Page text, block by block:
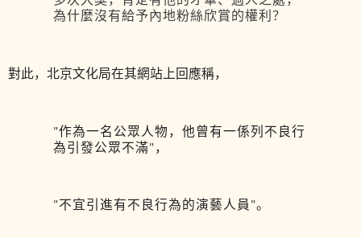
為什麼沒有給予內地粉絲欣賞的權利？
對此，北京文化局在其網站上回應稱，
"作為一名公眾人物，他曾有一係列不良行
為引發公眾不滿"，
"不宜引進有不良行為的演藝人員"。